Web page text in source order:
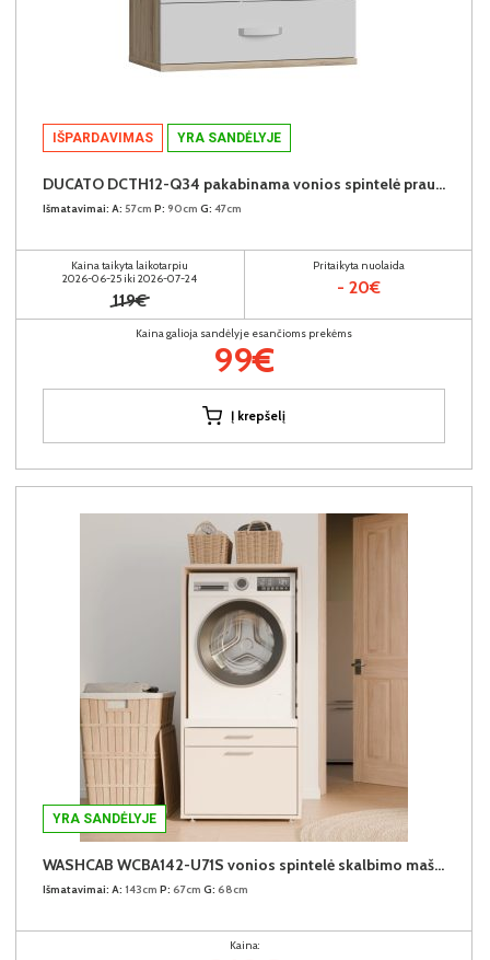
IŠPARDAVIMAS YRA SANDĖLYJE
DUCATO DCTH12-Q34 pakabinama vonios spintelė praustuvui
Išmatavimai: A: 57cm P: 90cm G: 47cm
Kaina taikyta laikotarpiu
2026-06-25 iki 2026-07-24
119€
Pritaikyta nuolaida
- 20€
Kaina galioja sandėlyje esančioms prekėms
99€
Į krepšelį
YRA SANDĖLYJE
WASHCAB WCBA142-U71S vonios spintelė skalbimo mašinai
Išmatavimai: A: 143cm P: 67cm G: 68cm
Kaina: